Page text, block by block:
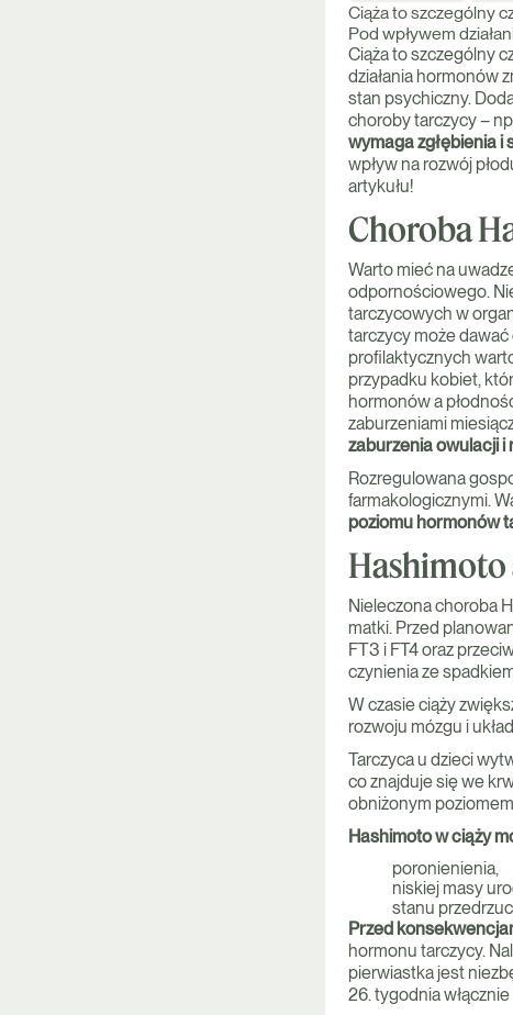
Ciąża to szczególny
Pod wpływem
Ciąża to szczególny
działania hormonów
stan psychiczny.
choroby tarczycy –
wymaga zgłębienia i
wpływ na rozwój
artykułu!
Choroba
Warto mieć na
odpornościowego.
tarczycowych w
tarczycy może
profilaktycznych
przypadku kobiet,
hormonów a
zaburzeniami
zaburzenia owulacji i
Rozregulowana
farmakologicznymi.
poziomu hormonów
Hashimoto
Nieleczona choroba
matki. Przed
FT3 i FT4 oraz
czynienia ze
W czasie ciąży
rozwoju mózgu i
Tarczyca u dzieci
co znajduje się we
obniżonym
Hashimoto w ciąży
poronienienia,
niskiej masy
stanu
Przed
hormonu tarczycy.
pierwiastka jest
26. tygodnia